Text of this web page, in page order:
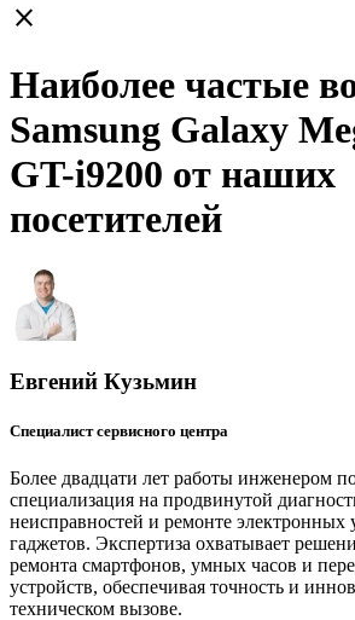
close
Наиболее частые
Samsung Galaxy
GT-i9200 от наших
посетителей
Евгений Кузьмин
Специалист сервисного центра
Более двадцати лет работы инженером
специализация на продвинутой
неисправностей и ремонте электронных
гаджетов. Экспертиза охватывает
ремонта смартфонов, умных часов и
устройств, обеспечивая точность и
техническом вызове.